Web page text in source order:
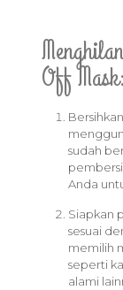
Off Mask:
sudah
Anda
Siapkan
sesuai
memilih
seperti
alami